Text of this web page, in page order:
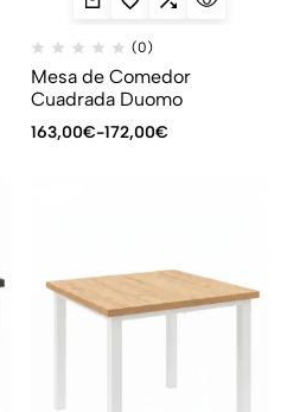
(0)
Mesa de Comedor
Cuadrada Duomo
163,00€-172,00€